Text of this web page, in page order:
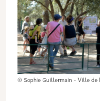
© Sophie Guillermain - Ville de